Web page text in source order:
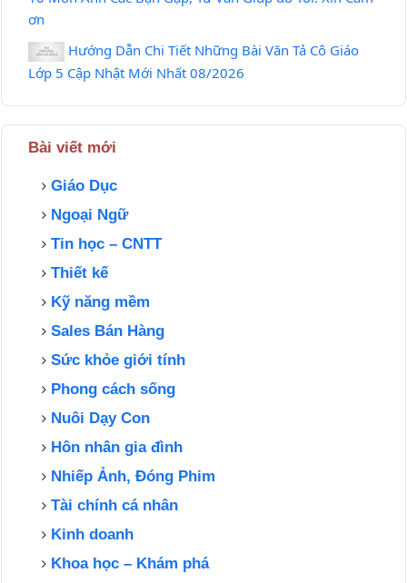
ơn
Hướng Dẫn Chi Tiết Những Bài Văn Tả Cô Giáo
Lớp 5 Cập Nhật Mới Nhất 08/2026
Bài viết mới
Giáo Dục
Ngoại Ngữ
Tin học – CNTT
Thiết kế
Kỹ năng mềm
Sales Bán Hàng
Sức khỏe giới tính
Phong cách sống
Nuôi Dạy Con
Hôn nhân gia đình
Nhiếp Ảnh, Đóng Phim
Tài chính cá nhân
Kinh doanh
Khoa học – Khám phá